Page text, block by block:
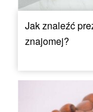
Jak znaleźć
znajomej?